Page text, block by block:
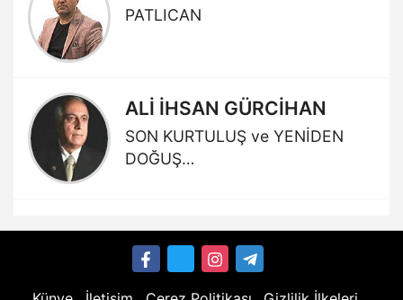
PATLICAN
ALİ İHSAN GÜRCİHAN
SON KURTULUŞ ve YENİDEN
DOĞUŞ…